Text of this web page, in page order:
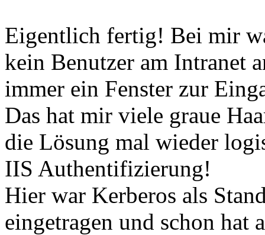
Eigentlich fertig! Bei mir
kein Benutzer am Intranet
immer ein Fenster zur
Das hat mir viele graue
die Lösung mal wieder
IIS Authentifizierung!
Hier war Kerberos als
eingetragen und schon hat